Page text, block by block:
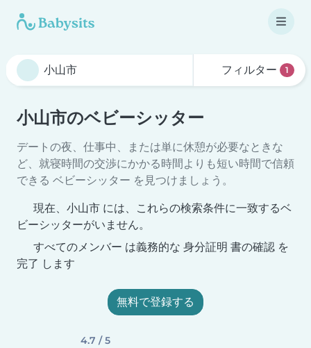
フィルター 1
小山市のベビーシッター
デートの夜、仕事中、または単に休憩が必要なときな
ど、就寝時間の交渉にかかる時間よりも短い時間で信頼
できる ベビーシッター を見つけましょう。
現在、小山市 には、これらの検索条件に一致するベ
ビーシッターがいません。
すべてのメンバー は義務的な 身分証明 書の確認 を
完了 します
無料で登録する
4.7 / 5